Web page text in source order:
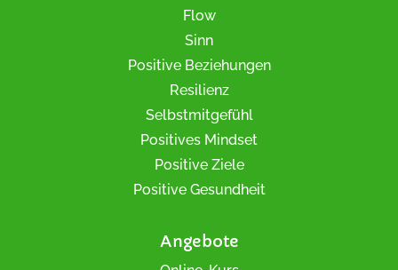
Flow
Sinn
Positive Beziehungen
Resilienz
Selbstmitgefühl
Positives Mindset
Positive Ziele
Positive Gesundheit
Angebote